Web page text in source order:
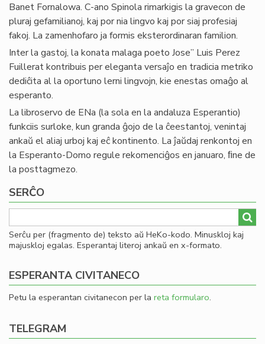
Banet Fornalowa. C-ano Spinola rimarkigis la gravecon de
pluraj gefamilianoj, kaj por nia lingvo kaj por siaj profesiaj
fakoj. La zamenhofaro ja formis eksterordinaran familion.
Inter la gastoj, la konata malaga poeto Jose” Luis Perez
Fuillerat kontribuis per eleganta versaĵo en tradicia metriko
dediĉita al la oportuno lerni lingvojn, kie enestas omaĝo al
esperanto.
La libroservo de ENa (la sola en la andaluza Esperantio)
funkciis surloke, kun granda ĝojo de la ĉeestantoj, venintaj
ankaŭ el aliaj urboj kaj eĉ kontinento. La ĵaŭdaj renkontoj en
la Esperanto-Domo regule rekomenciĝos en januaro, ﬁne de
la posttagmezo.
SERĈO
Serĉu per (fragmento de) teksto aŭ HeKo-kodo. Minuskloj kaj
majuskloj egalas. Esperantaj literoj ankaŭ en x-formato.
ESPERANTA CIVITANECO
Petu la esperantan civitanecon per la reta formularo.
TELEGRAM